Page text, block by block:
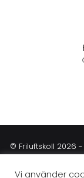
© Friluftskoll 2026
Vi använder